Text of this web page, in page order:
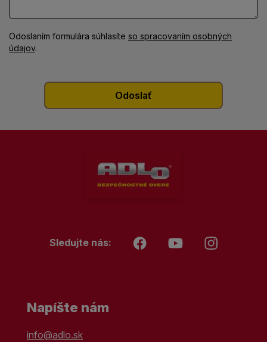
Odoslaním formulára súhlasíte so spracovaním osobných
údajov.
Sledujte nás:
Napíšte nám
info@adlo.sk